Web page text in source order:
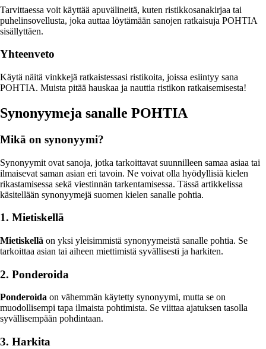
Tarvittaessa voit käyttää apuvälineitä, kuten ristikkosanakirjaa tai
puhelinsovellusta, joka auttaa löytämään sanojen ratkaisuja POHTIA
sisällyttäen.
Yhteenveto
Käytä näitä vinkkejä ratkaistessasi ristikoita, joissa esiintyy sana
POHTIA. Muista pitää hauskaa ja nauttia ristikon ratkaisemisesta!
Synonyymeja sanalle POHTIA
Mikä on synonyymi?
Synonyymit ovat sanoja, jotka tarkoittavat suunnilleen samaa asiaa tai
ilmaisevat saman asian eri tavoin. Ne voivat olla hyödyllisiä kielen
rikastamisessa sekä viestinnän tarkentamisessa. Tässä artikkelissa
käsitellään synonyymejä suomen kielen sanalle pohtia.
1. Mietiskellä
Mietiskellä on yksi yleisimmistä synonyymeistä sanalle pohtia. Se
tarkoittaa asian tai aiheen miettimistä syvällisesti ja harkiten.
2. Ponderoida
Ponderoida on vähemmän käytetty synonyymi, mutta se on
muodollisempi tapa ilmaista pohtimista. Se viittaa ajatuksen tasolla
syvällisempään pohdintaan.
3. Harkita